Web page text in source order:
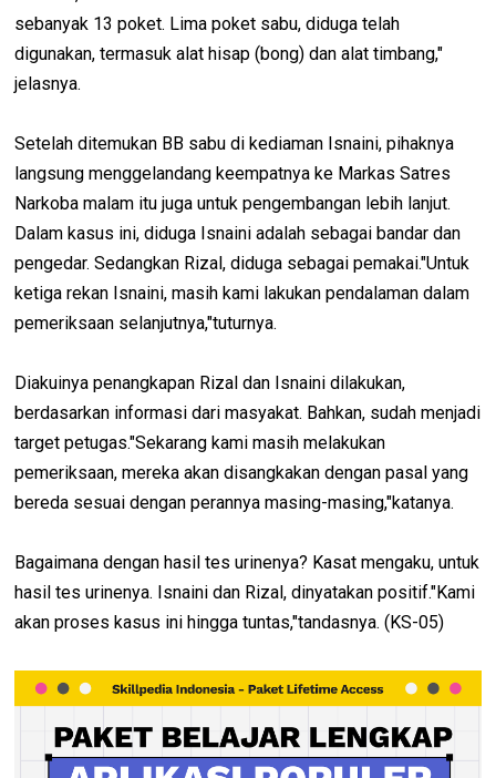
sebanyak 13 poket. Lima poket sabu, diduga telah
digunakan, termasuk alat hisap (bong) dan alat timbang,"
jelasnya.
Setelah ditemukan BB sabu di kediaman Isnaini, pihaknya
langsung menggelandang keempatnya ke Markas Satres
Narkoba malam itu juga untuk pengembangan lebih lanjut.
Dalam kasus ini, diduga Isnaini adalah sebagai bandar dan
pengedar. Sedangkan Rizal, diduga sebagai pemakai."Untuk
ketiga rekan Isnaini, masih kami lakukan pendalaman dalam
pemeriksaan selanjutnya,"tuturnya.
Diakuinya penangkapan Rizal dan Isnaini dilakukan,
berdasarkan informasi dari masyakat. Bahkan, sudah menjadi
target petugas."Sekarang kami masih melakukan
pemeriksaan, mereka akan disangkakan dengan pasal yang
bereda sesuai dengan perannya masing-masing,"katanya.
Bagaimana dengan hasil tes urinenya? Kasat mengaku, untuk
hasil tes urinenya. Isnaini dan Rizal, dinyatakan positif."Kami
akan proses kasus ini hingga tuntas,"tandasnya. (KS-05)